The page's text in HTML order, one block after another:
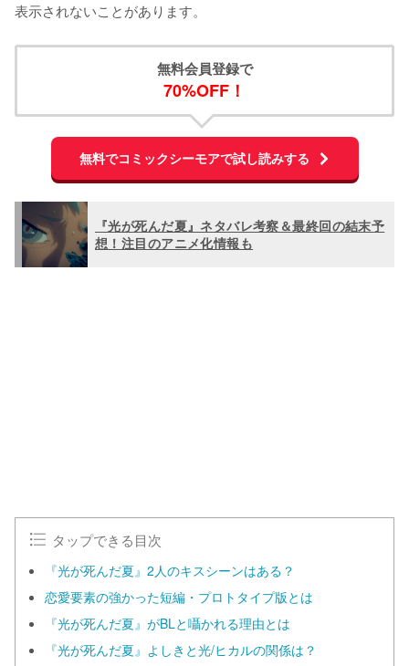
無料会員登録で
70%OFF！
無料でコミックシーモアで試し読みする
『光が死んだ夏』ネタバレ考察＆最終回の結末予
想！注目のアニメ化情報も
タップできる目次
『光が死んだ夏』2人のキスシーンはある？
恋愛要素の強かった短編・プロトタイプ版とは
『光が死んだ夏』がBLと囁かれる理由とは
『光が死んだ夏』よしきと光/ヒカルの関係は？